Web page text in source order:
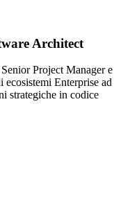
Architect
Project Manager e
Enterprise ad
strategiche in codice